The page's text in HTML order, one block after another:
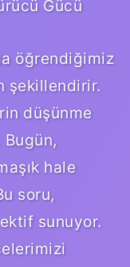
Gücü
öğrendiğimiz
şekillendirir.
düşünme
hale
soru,
sunuyor.